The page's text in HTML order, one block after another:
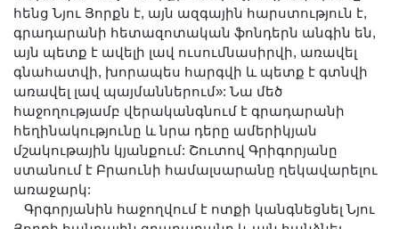
հենց Նյու Յորքն է, այն ազգային հարստություն է,
գրադարանի հետազոտական ֆոնդերն անգին են,
այն պետք է ավելի լավ ուսումնասիրվի, առավել
գնահատվի, խորապես հարգվի և պետք է գտնվի
առավել լավ պայմաններում»: Նա մեծ
հաջողությամբ վերականգնում է գրադարանի
հեղինակությունը և նրա դերը ամերիկյան
մշակութային կյանքում: Շուտով Գրիգորյանը
ստանում է Բրաունի համալսարանը ղեկավարելու
առաջարկ:
Գրգորյանին հաջողվում է ոտքի կանգնեցնել Նյու